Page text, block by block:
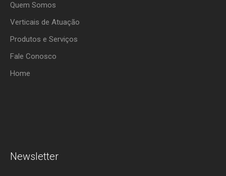
Quem Somos
Verticais de Atuação
Produtos e Serviços
Fale Conosco
Home
Newsletter